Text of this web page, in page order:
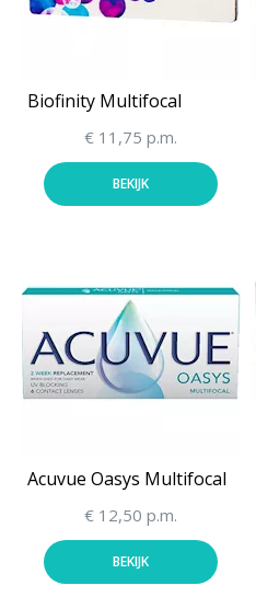
Biofinity Multifocal
€ 11,75 p.m.
BEKIJK
Acuvue Oasys Multifocal
€ 12,50 p.m.
BEKIJK